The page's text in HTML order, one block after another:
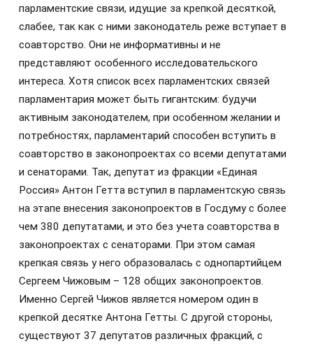
парламентские связи, идущие за крепкой десяткой,
слабее, так как с ними законодатель реже вступает в
соавторство. Они не информативны и не
представляют особенного исследовательского
интереса. Хотя список всех парламентских связей
парламентария может быть гигантским: будучи
активным законодателем, при особенном желании и
потребностях, парламентарий способен вступить в
соавторство в законопроектах со всеми депутатами
и сенаторами. Так, депутат из фракции «Единая
Россия» Антон Гетта вступил в парламентскую связь
на этапе внесения законопроектов в Госдуму с более
чем 380 депутатами, и это без учета соавторства в
законопроектах с сенаторами. При этом самая
крепкая связь у него образовалась с однопартийцем
Сергеем Чижовым – 128 общих законопроектов.
Именно Сергей Чижов является номером один в
крепкой десятке Антона Гетты. С другой стороны,
существуют 37 депутатов различных фракций, с